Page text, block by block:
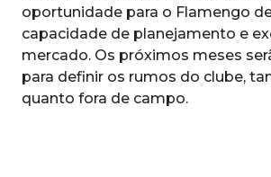
oportunidade para o Flamengo
capacidade de planejamento e
mercado. Os próximos meses
para definir os rumos do clube,
quanto fora de campo.